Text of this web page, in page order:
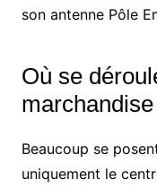
son antenne Pôle
Où se
Beaucoup se
uniquement le